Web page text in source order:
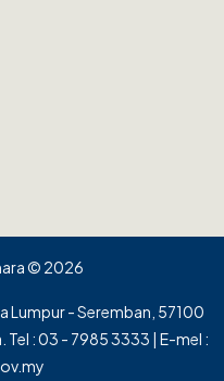
© 2026
Lumpur - Seremban, 57100
Tel : 03 - 7985 3333 | E-mel :